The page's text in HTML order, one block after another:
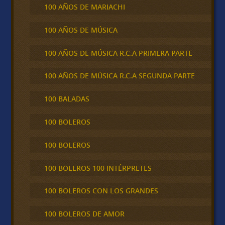
100 AÑOS DE MARIACHI
100 AÑOS DE MÚSICA
100 AÑOS DE MÚSICA R.C.A PRIMERA PARTE
100 AÑOS DE MÚSICA R.C.A SEGUNDA PARTE
100 BALADAS
100 BOLEROS
100 BOLEROS
100 BOLEROS 100 INTÉRPRETES
100 BOLEROS CON LOS GRANDES
100 BOLEROS DE AMOR